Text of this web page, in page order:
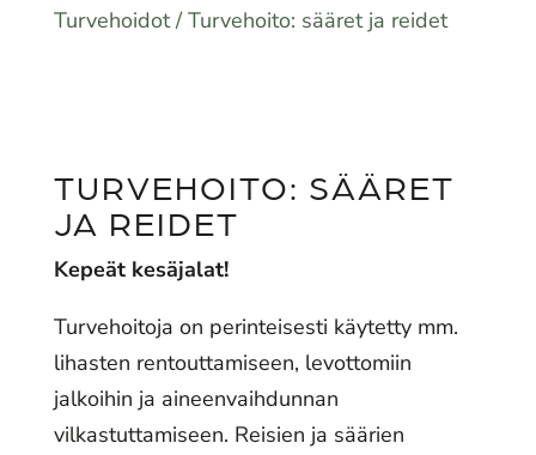
Turvehoidot/ Turvehoito: sääret ja reidet
TURVEHOITO: SÄÄRET
JA REIDET
Kepeät kesäjalat!
Turvehoitoja on perinteisesti käytetty mm.
lihasten rentouttamiseen, levottomiin
jalkoihin ja aineenvaihdunnan
vilkastuttamiseen. Reisien ja säärien